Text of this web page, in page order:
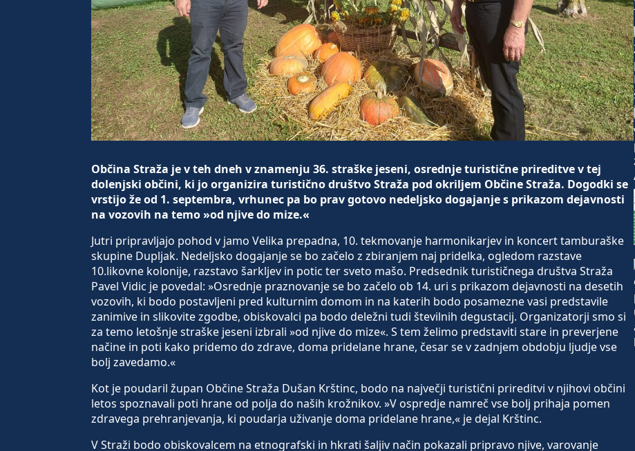
Občina Straža je v teh dneh v znamenju 36. straške jeseni, osrednje turistične prireditve v tej
dolenjski občini, ki jo organizira turistično društvo Straža pod okriljem Občine Straža. Dogodki se
vrstijo že od 1. septembra, vrhunec pa bo prav gotovo nedeljsko dogajanje s prikazom dejavnosti
na vozovih na temo »od njive do mize.«
Jutri pripravljajo pohod v jamo Velika prepadna, 10. tekmovanje harmonikarjev in koncert tamburaške
skupine Dupljak. Nedeljsko dogajanje se bo začelo z zbiranjem naj pridelka, ogledom razstave
10.likovne kolonije, razstavo šarkljev in potic ter sveto mašo. Predsednik turističnega društva Straža
Pavel Vidic je povedal: »Osrednje praznovanje se bo začelo ob 14. uri s prikazom dejavnosti na desetih
vozovih, ki bodo postavljeni pred kulturnim domom in na katerih bodo posamezne vasi predstavile
zanimive in slikovite zgodbe, obiskovalci pa bodo deležni tudi številnih degustacij. Organizatorji smo si
za temo letošnje straške jeseni izbrali »od njive do mize«. S tem želimo predstaviti stare in preverjene
načine in poti kako pridemo do zdrave, doma pridelane hrane, česar se v zadnjem obdobju ljudje vse
bolj zavedamo.«
Kot je poudaril župan Občine Straža Dušan Krštinc, bodo na največji turistični prireditvi v njihovi občini
letos spoznavali poti hrane od polja do naših krožnikov. »V ospredje namreč vse bolj prihaja pomen
zdravega prehranjevanja, ki poudarja uživanje doma pridelane hrane,« je dejal Krštinc.
V Straži bodo obiskovalcem na etnografski in hkrati šaljiv način pokazali pripravo njive, varovanje